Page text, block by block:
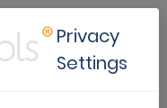
Privacy
Settings